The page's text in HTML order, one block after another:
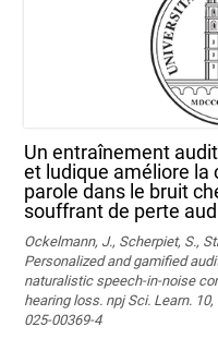
Un entraînement
et ludique améliore la
parole dans le bruit
souffrant de perte
Ockelmann, J., Scherpiet, S.,
Personalized and gamified
naturalistic speech-in-noise
hearing loss. npj Sci. Learn.
025-00369-4